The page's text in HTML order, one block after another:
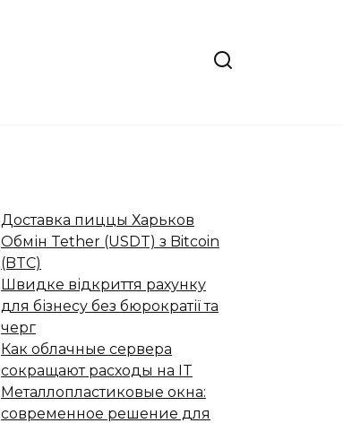
Доставка пиццы Харьков
Обмін Tether (USDT) з Bitcoin
(BTC)
Швидке відкриття рахунку
для бізнесу без бюрократії та
черг
Как облачные сервера
сокращают расходы на IT
Металлопластиковые окна:
современное решение для